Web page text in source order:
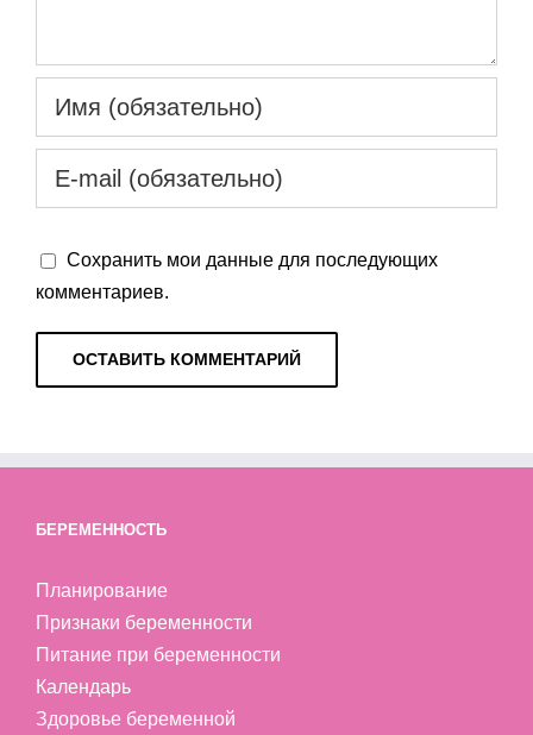
Сохранить мои данные для последующих
комментариев.
БЕРЕМЕННОСТЬ
Планирование
Признаки беременности
Питание при беременности
Календарь
Здоровье беременной